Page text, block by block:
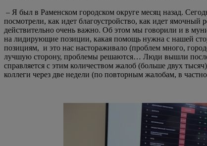
– Я был в Раменском городском округе месяц назад.
посмотрели, как идет благоустройство, как идет
действительно очень важно. Об этом мы говорили и в
на лидирующие позиции, какая помощь нужна с нашей
позициям, и это нас настораживало (проблем много,
лучшую сторону, проблемы решаются… Люди вышли
справляется с этим количеством жалоб (больше двух
коллеги через две недели (по повторным жалобам, в